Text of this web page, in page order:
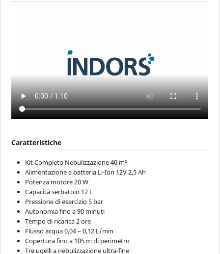
Caratteristiche
Kit Completo Nebulizzazione 40 m²
Alimentazione a batteria Li-Ion 12V 2,5 Ah
Potenza motore 20 W
Capacità serbatoio 12 L
Pressione di esercizio 5 bar
Autonomia fino a 90 minuti
Tempo di ricarica 2 ore
Flusso acqua 0,04 – 0,12 L/min
Copertura fino a 105 m di perimetro
Tre ugelli a nebulizzazione ultra-fine